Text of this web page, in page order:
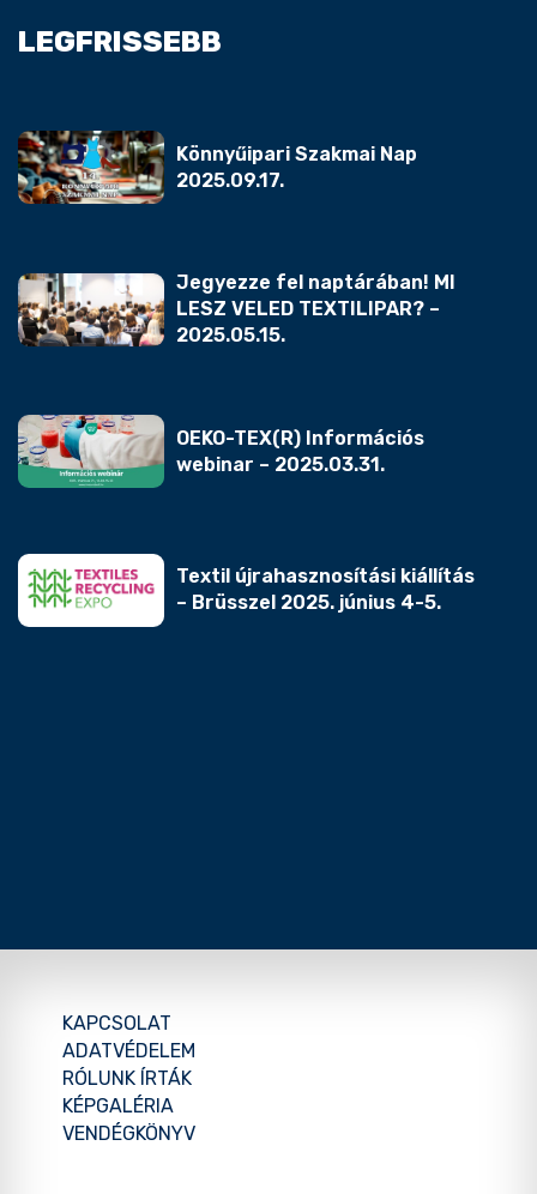
LEGFRISSEBB
Könnyűipari Szakmai Nap
2025.09.17.
Jegyezze fel naptárában! MI
LESZ VELED TEXTILIPAR? –
2025.05.15.
OEKO-TEX(R) Információs
webinar – 2025.03.31.
Textil újrahasznosítási kiállítás
– Brüsszel 2025. június 4-5.
KAPCSOLAT
ADATVÉDELEM
RÓLUNK ÍRTÁK
KÉPGALÉRIA
VENDÉGKÖNYV